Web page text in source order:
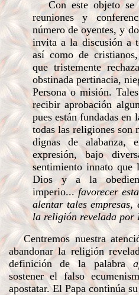
Con este objeto se
reuniones y
número de oyentes, y
invita a la discusión a
así como de
que tristemente
obstinada pertinacia,
Persona o misión.
recibir aprobación
pues están fundadas en
todas las religiones son
dignas de alabanza,
expresión, bajo
sentimiento innato que
Dios y a la
imperio...favorecer
alentar tales
la religión revelada por
Centremos nuestra
abandonar la religión
definición de la palabra
sostener el falso
apostatar. El Papa continúa